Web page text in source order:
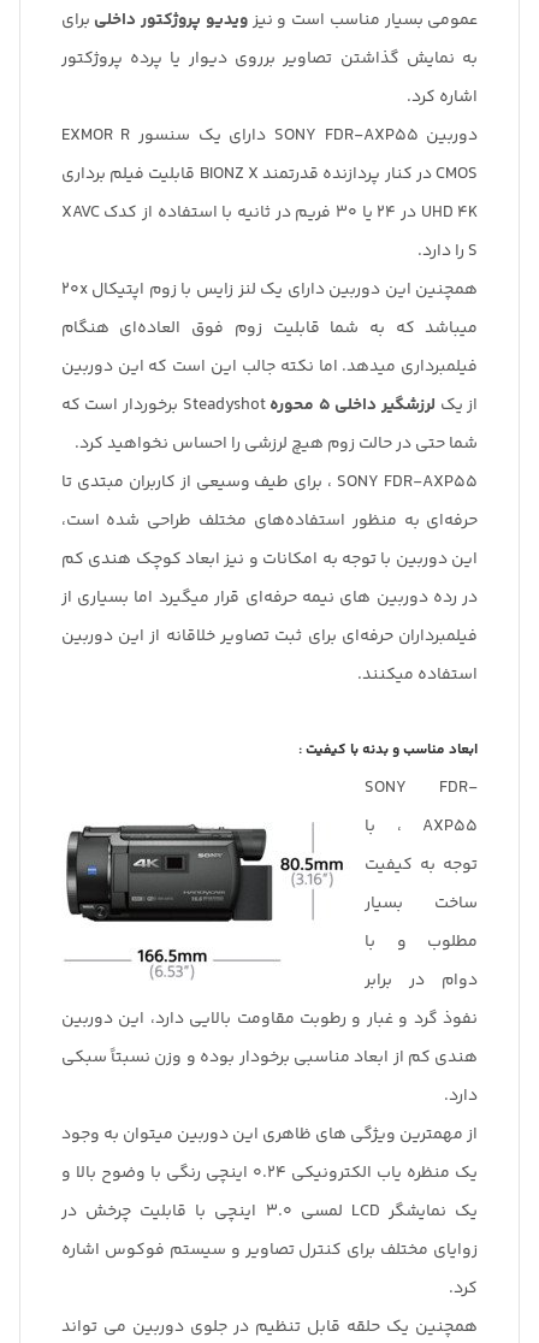
عمومی بسیار مناسب است و نیزویدیو پروژکتور داخلی برای
به نمایش گذاشتن تصاویر برروی دیوار یا پرده پروژکتور
اشاره کرد.
دوربین SONY FDR-AXP55 دارای یک سنسور EXMOR R
CMOS در کنار پردازنده قدرتمند BIONZ X قابلیت فیلم برداری
UHD 4K در 24 یا 30 فریم در ثانیه با استفاده از کدک XAVC
S را دارد.
همچنین این دوربین دارای یک لنز زایس با زوم اپتیکال 20x
میباشد که به شما قابلیت زوم فوق العاده‌ای هنگام
فیلمبرداری میدهد. اما نکته جالب این است که این دوربین
از یک لرزشگیر داخلی 5 محوره
Steadyshot برخوردار است که
شما حتی در حالت زوم هیچ لرزشی را احساس نخواهید کرد.
SONY FDR-AXP55 ، برای طیف وسیعی از کاربران مبتدی تا
حرفه‌ای به منظور استفاده‌های مختلف طراحی شده است،
این دوربین با توجه به امکانات و نیز ابعاد کوچک هندی کم
در رده دوربین های نیمه حرفه‌ای قرار میگیرد اما بسیاری از
فیلمبرداران حرفه‌ای برای ثبت تصاویر خلاقانه از این دوربین
استفاده میکنند.
ابعاد مناسب و بدنه با کیفیت :
SONY FDR-
AXP55 ، با
توجه به کیفیت
ساخت بسیار
مطلوب و با
دوام در برابر
نفوذ گرد و غبار و رطوبت مقاومت بالایی دارد، این دوربین
هندی کم از ابعاد مناسبی برخودار بوده و وزن نسبتاً سبکی
دارد.
از مهمترین ویژگی های ظاهری این دوربین میتوان به وجود
یک منظره یاب الکترونیکی 0.24 اینچی رنگی با وضوح بالا و
یک نمایشگر LCD لمسی 3.0 اینچی با قابلیت چرخش در
زوایای مختلف برای کنترل تصاویر و سیستم فوکوس اشاره
کرد.
همچنین یک حلقه قابل تنظیم در جلوی دوربین می تواند